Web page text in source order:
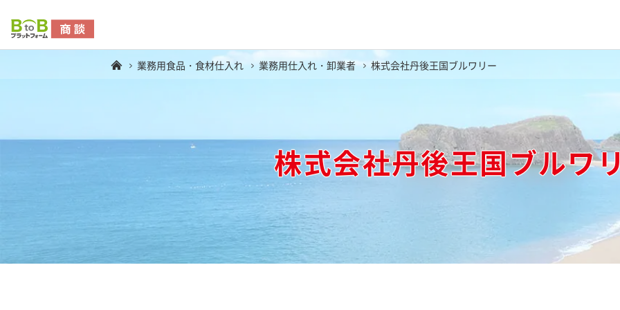
業務用食品・食材仕入れ 業務用仕入れ・卸業者 株式会社丹後王国ブルワリー
株式会社丹後王国ブルワ